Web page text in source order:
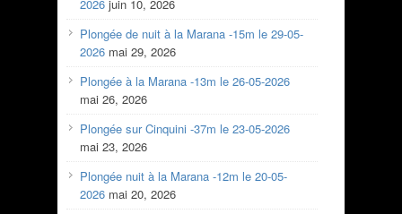
2026 juin 10, 2026
Plongée de nuit à la Marana -15m le 29-05-
2026 mai 29, 2026
Plongée à la Marana -13m le 26-05-2026
mai 26, 2026
Plongée sur Cinquini -37m le 23-05-2026
mai 23, 2026
Plongée nuit à la Marana -12m le 20-05-
2026 mai 20, 2026